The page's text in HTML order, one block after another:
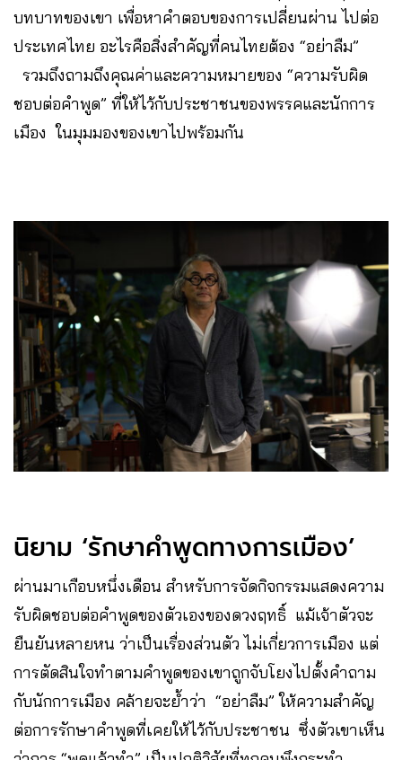
บทบาทของเขา เพื่อหาคำตอบของการเปลี่ยนผ่าน ไปต่อ
ประเทศไทย อะไรคือสิ่งสำคัญที่คนไทยต้อง “อย่าลืม”
รวมถึงถามถึงคุณค่าและความหมายของ “ความรับผิด
ชอบต่อคำพูด” ที่ให้ไว้กับประชาชนของพรรคและนักการ
เมือง ในมุมมองของเขาไปพร้อมกัน
นิยาม ‘รักษาคำพูดทางการเมือง’
ผ่านมาเกือบหนึ่งเดือน สำหรับการจัดกิจกรรมแสดงความ
รับผิดชอบต่อคำพูดของตัวเองของดวงฤทธิ์ แม้เจ้าตัวจะ
ยืนยันหลายหน ว่าเป็นเรื่องส่วนตัว ไม่เกี่ยวการเมือง แต่
การตัดสินใจทำตามคำพูดของเขาถูกจับโยงไปตั้งคำถาม
กับนักการเมือง คล้ายจะย้ำว่า “อย่าลืม” ให้ความสำคัญ
ต่อการรักษาคำพูดที่เคยให้ไว้กับประชาชน ซึ่งตัวเขาเห็น